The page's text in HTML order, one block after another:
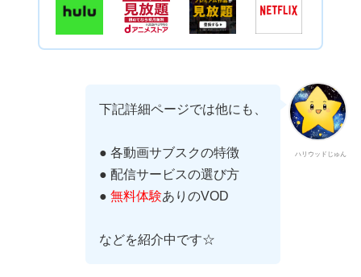
ハリウッドじゅん
下記詳細ページでは他にも、
● 各動画サブスクの特徴
● 配信サービスの選び方
● 無料体験ありのVOD
などを紹介中です☆